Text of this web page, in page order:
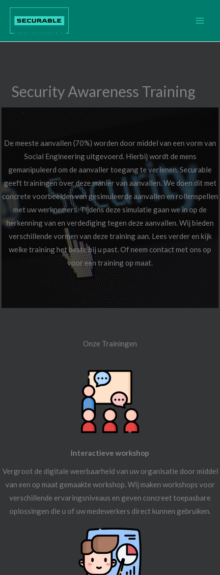
Security Awareness Training
De meeste aanvallen (70%) worden door middel van een vorm van
Social Engineering uitgevoerd. Hierbij wordt de mens
gemanipuleerd om de aanvaller toegang te verlenen. Securable
geeft trainingen over deze manier van aanvallen. We doen dit met
concrete voorbeelden van gesimuleerde aanvallen en rollenspellen
met uw werknemers. Tijdens deze simulatie gaan we in op de
herkenning van en verdediging tegen deze aanvallen. Wij bieden
verschillende vormen van deze training aan. Lees verder en kijk
welke training het beste bij u past. Of neem contact met ons op
voor een training op maat.
Onze Trainingen
Interactieve workshop
Vergroot de digitale weerbaarheid van uw organisatie door middel
van een op maat gemaakte workshop. Wij maken workshops voor
verschillende ervaringsniveaus en geven concreet toepasbare
oplossingen die u of uw medewerkers direct kunnen gebruiken.